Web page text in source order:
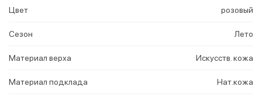
Цвет розовый
Сезон Лето
Материал верха Искусств. кожа
Материал подклада Нат.кожа